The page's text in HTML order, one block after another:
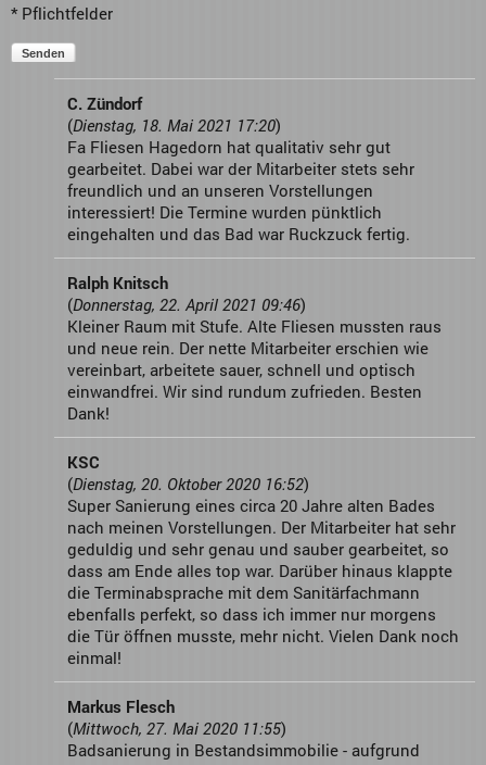
* Pflichtfelder
Senden
C. Zündorf
(Dienstag, 18. Mai 2021 17:20)
Fa Fliesen Hagedorn hat qualitativ sehr gut
gearbeitet. Dabei war der Mitarbeiter stets sehr
freundlich und an unseren Vorstellungen
interessiert! Die Termine wurden pünktlich
eingehalten und das Bad war Ruckzuck fertig.
Ralph Knitsch
(Donnerstag, 22. April 2021 09:46)
Kleiner Raum mit Stufe. Alte Fliesen mussten raus
und neue rein. Der nette Mitarbeiter erschien wie
vereinbart, arbeitete sauer, schnell und optisch
einwandfrei. Wir sind rundum zufrieden. Besten
Dank!
KSC
(Dienstag, 20. Oktober 2020 16:52)
Super Sanierung eines circa 20 Jahre alten Bades
nach meinen Vorstellungen. Der Mitarbeiter hat sehr
geduldig und sehr genau und sauber gearbeitet, so
dass am Ende alles top war. Darüber hinaus klappte
die Terminabsprache mit dem Sanitärfachmann
ebenfalls perfekt, so dass ich immer nur morgens
die Tür öffnen musste, mehr nicht. Vielen Dank noch
einmal!
Markus Flesch
(Mittwoch, 27. Mai 2020 11:55)
Badsanierung in Bestandsimmobilie - aufgrund